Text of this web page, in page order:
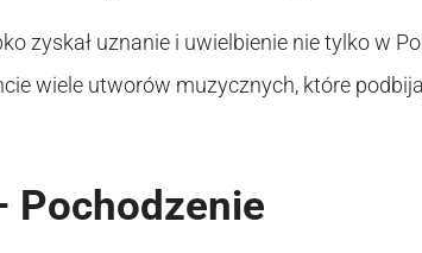
zyskał uznanie i uwielbienie nie tylko w
wiele utworów muzycznych, które
Pochodzenie